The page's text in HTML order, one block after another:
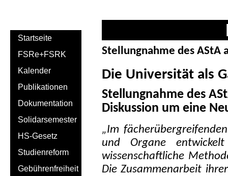
Stellungnahme des AStA
Die Universität als
Stellungnahme des
Diskussion um eine
„Im
und Organe
wissenschaftliche
Die Zusammenarbeit
Startseite
FSRe+FSRK
Kalender
Publikationen
Dokumentation
Solidarsemester
HS-Gesetz
Studienreform
Gebührenfreiheit